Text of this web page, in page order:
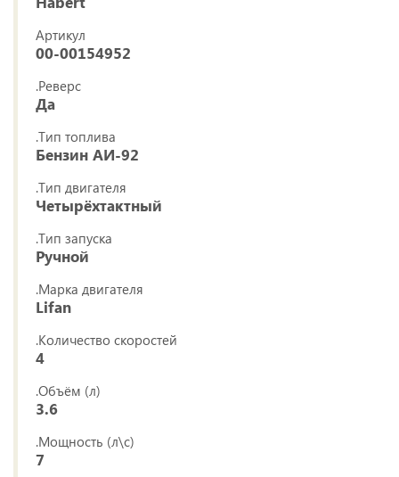
Артикул
00-00154952
.Реверс
Да
.Тип топлива
Бензин АИ-92
.Тип двигателя
Четырёхтактный
.Тип запуска
Ручной
.Марка двигателя
Lifan
.Количество скоростей
4
.Объём (л)
3.6
.Мощность (л\с)
7